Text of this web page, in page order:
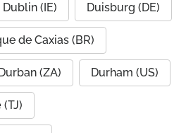
Dublin (IE) Duisburg (DE)
de Caxias (BR)
(ZA) Durham (US)